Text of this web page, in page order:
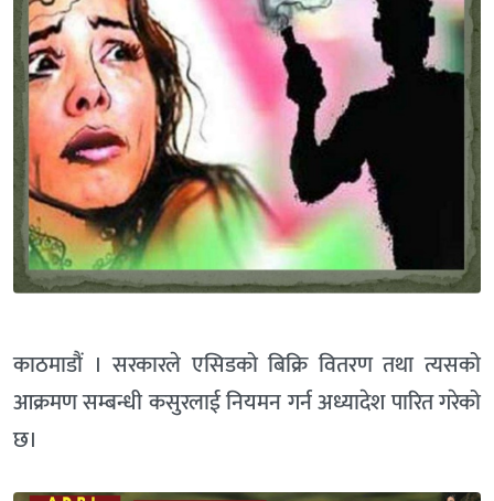
काठमाडौं । सरकारले एसिडको बिक्रि वितरण तथा त्यसको
आक्रमण सम्बन्धी कसुरलाई नियमन गर्न अध्यादेश पारित गरेको
छ।